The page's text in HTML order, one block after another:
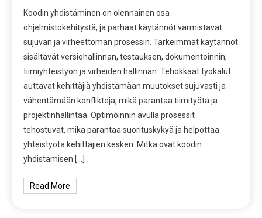
Koodin yhdistäminen on olennainen osa
ohjelmistokehitystä, ja parhaat käytännöt varmistavat
sujuvan ja virheettömän prosessin. Tärkeimmät käytännöt
sisältävät versiohallinnan, testauksen, dokumentoinnin,
tiimiyhteistyön ja virheiden hallinnan. Tehokkaat työkalut
auttavat kehittäjiä yhdistämään muutokset sujuvasti ja
vähentämään konflikteja, mikä parantaa tiimityötä ja
projektinhallintaa. Optimoinnin avulla prosessit
tehostuvat, mikä parantaa suorituskykyä ja helpottaa
yhteistyötä kehittäjien kesken. Mitkä ovat koodin
yhdistämisen […]
Read More